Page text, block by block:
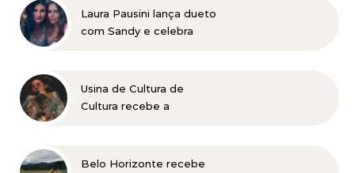
Festival Sensacional
Laura Pausini lança dueto
com Sandy e celebra
Usina de Cultura de
Cultura recebe a
Belo Horizonte recebe